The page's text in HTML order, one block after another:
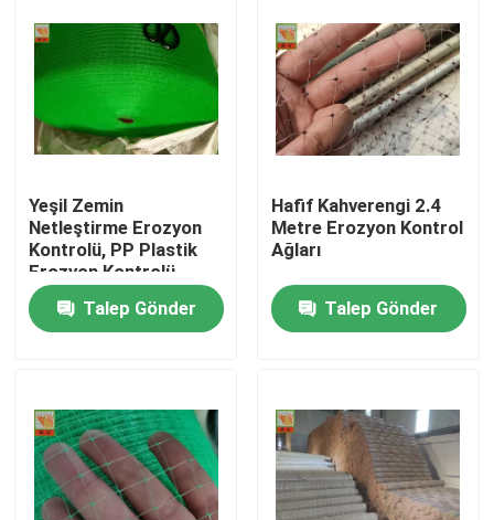
Hakkımızda
Yeşil Zemin
Netleştirme Erozyon
Kontrolü, PP Plastik
Erozyon Kontrolü
Hasır
Talep Gönder
Hafif Kahverengi 2.4
Metre Erozyon Kontrol
Ağları
Talep Gönder